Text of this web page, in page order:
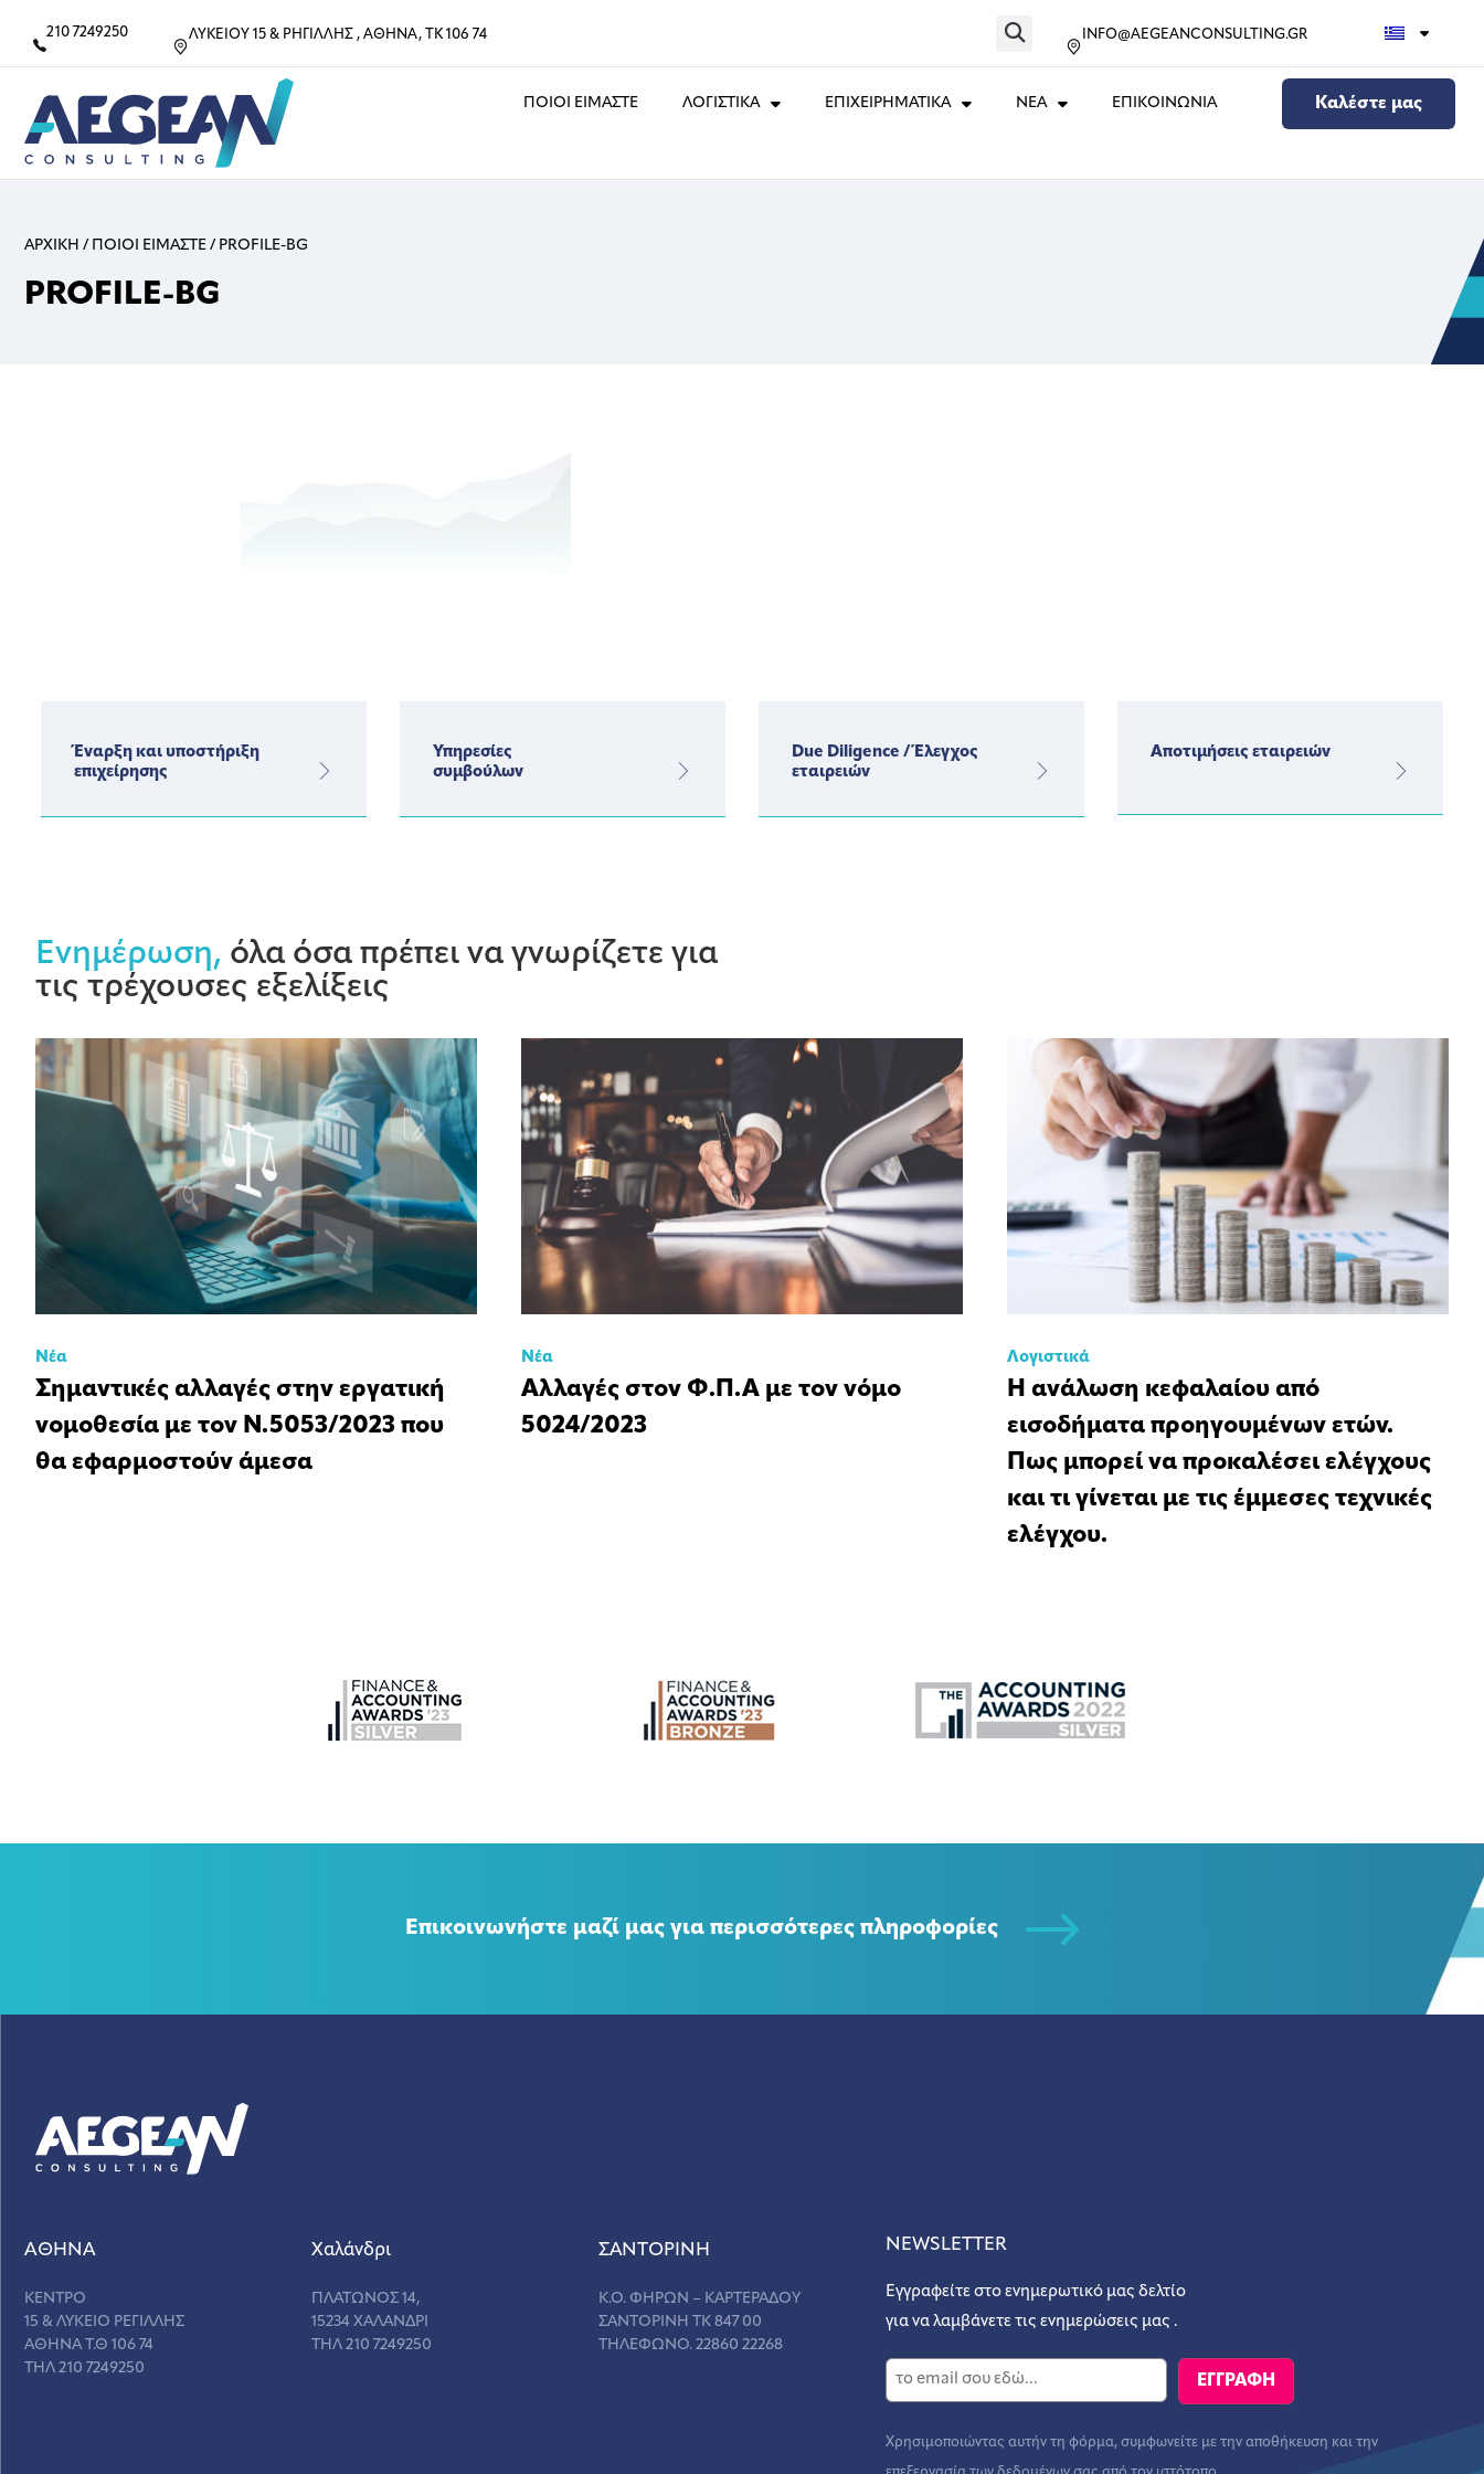
210 7249250 ΛΥΚΕΙΟΥ 15 & ΡΗΓΙΛΛΗΣ , ΑΘΗΝΑ, ΤΚ 106 74 INFO@AEGEANCONSULTING.GR
ΠΟΙΟΙ ΕΙΜΑΣΤΕ ΛΟΓΙΣΤΙΚΑ ΕΠΙΧΕΙΡΗΜΑΤΙΚΑ ΝΕΑ ΕΠΙΚΟΙΝΩΝΙΑ Καλέστε μας
ΑΡΧΙΚΗ / ΠΟΙΟΙ ΕΙΜΑΣΤΕ / PROFILE-BG
PROFILE-BG
Έναρξη και υποστήριξη
επιχείρησης
Υπηρεσίες
συμβούλων
Due Diligence / Έλεγχος
εταιρειών
Αποτιμήσεις εταιρειών
Ενημέρωση, όλα όσα πρέπει να γνωρίζετε για
τις τρέχουσες εξελίξεις
Νέα
Σημαντικές αλλαγές στην εργατική
νομοθεσία με τον Ν.5053/2023 που
θα εφαρμοστούν άμεσα
Νέα
Αλλαγές στον Φ.Π.Α με τον νόμο
5024/2023
Λογιστικά
Η ανάλωση κεφαλαίου από
εισοδήματα προηγουμένων ετών.
Πως μπορεί να προκαλέσει ελέγχους
και τι γίνεται με τις έμμεσες τεχνικές
ελέγχου.
Επικοινωνήστε μαζί μας για περισσότερες πληροφορίες
ΑΘΗΝΑ
ΚΕΝΤΡΟ
15 & ΛΥΚΕΙΟ ΡΕΓΙΛΛΗΣ
ΑΘΗΝΑ Τ.Θ 106 74
ΤΗΛ 210 7249250
Χαλάνδρι
ΠΛΑΤΩΝΟΣ 14,
15234 ΧΑΛΑΝΔΡΙ
ΤΗΛ 210 7249250
ΣANΤΟΡΙΝΗ
Κ.Ο. ΦΗΡΩΝ – ΚΑΡΤΕΡΑΔΟΥ
ΣΑΝΤΟΡΙΝΗ ΤΚ 847 00
ΤΗΛΕΦΩΝΟ. 22860 22268
NEWSLETTER
Εγγραφείτε στο ενημερωτικό μας δελτίο
για να λαμβάνετε τις ενημερώσεις μας .
Χρησιμοποιώντας αυτήν τη φόρμα, συμφωνείτε με την αποθήκευση και την